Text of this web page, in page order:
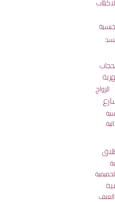
الزواج
العنف